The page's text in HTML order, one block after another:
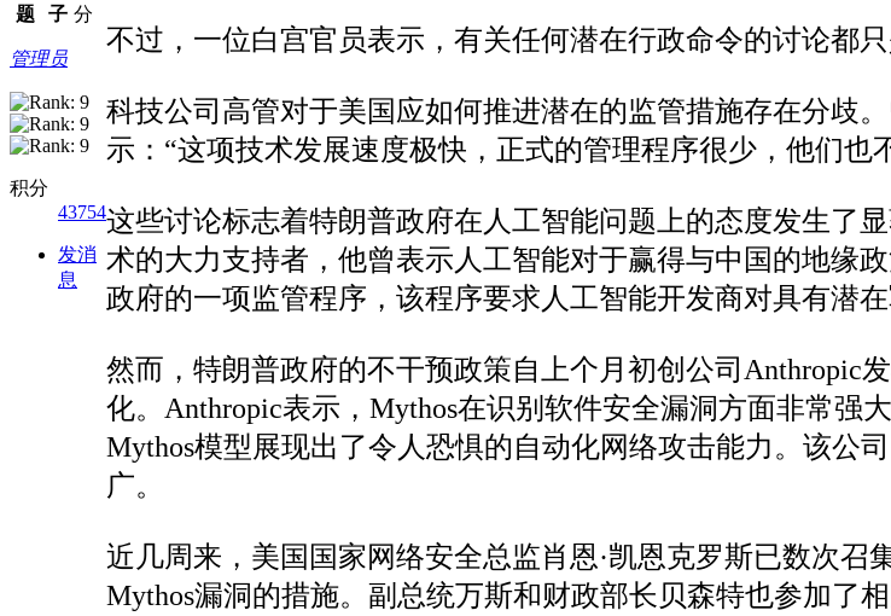
题
子 分
管理员
积分
43754
发消
息
不过，一位白宫官员表示，有关任何潜在行政命令的讨论都
科技公司高管对于美国应如何推进潜在的监管措施存在分歧
示：“这项技术发展速度极快，正式的管理程序很少，他们也
这些讨论标志着特朗普政府在人工智能问题上的态度发生了
术的大力支持者，他曾表示人工智能对于赢得与中国的地缘
政府的一项监管程序，该程序要求人工智能开发商对具有潜
然而，特朗普政府的不干预政策自上个月初创公司Anthropic
化。Anthropic表示，Mythos在识别软件安全漏洞方面非常强
Mythos模型展现出了令人恐惧的自动化网络攻击能力。该公
广。
近几周来，美国国家网络安全总监肖恩·凯恩克罗斯已数次
Mythos漏洞的措施。副总统万斯和财政部长贝森特也参加了